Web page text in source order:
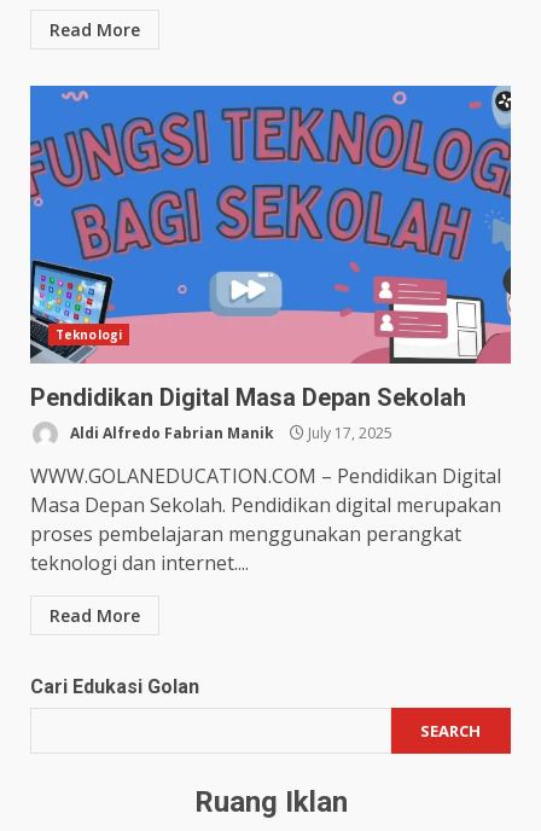
Read More
Teknologi
Pendidikan Digital Masa Depan Sekolah
Aldi Alfredo Fabrian Manik July 17, 2025
WWW.GOLANEDUCATION.COM – Pendidikan Digital
Masa Depan Sekolah. Pendidikan digital merupakan
proses pembelajaran menggunakan perangkat
teknologi dan internet....
Read More
Cari Edukasi Golan
SEARCH
Ruang Iklan